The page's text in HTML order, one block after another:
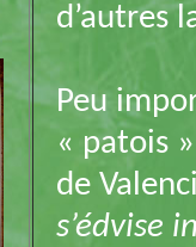
d’autres
Peu
« patois
de
s’édvise